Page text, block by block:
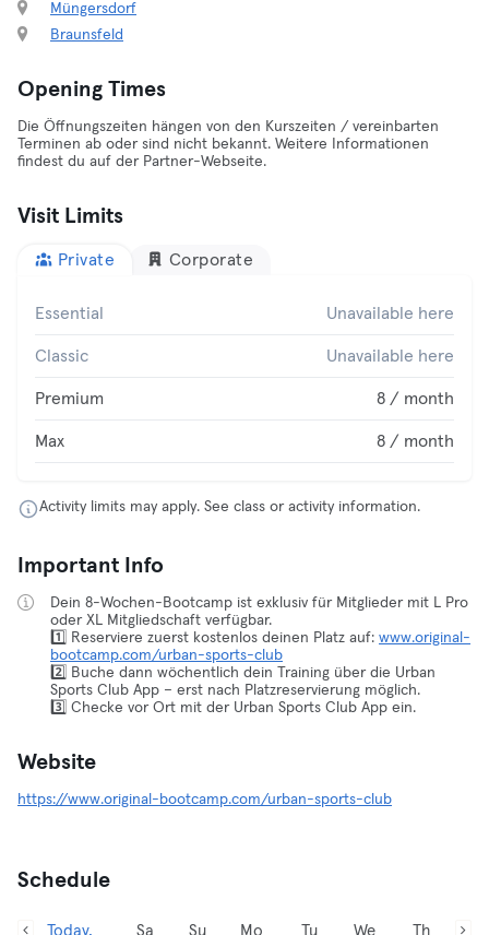
Müngersdorf
Braunsfeld
Opening Times
Die Öffnungszeiten hängen von den Kurszeiten / vereinbarten
Terminen ab oder sind nicht bekannt. Weitere Informationen
findest du auf der Partner-Webseite.
Visit Limits
Private Corporate
Essential Unavailable here
Classic Unavailable here
Premium 8 / month
Max 8 / month
Activity limits may apply. See class or activity information.
Important Info
Dein 8-Wochen-Bootcamp ist exklusiv für Mitglieder mit L Pro
oder XL Mitgliedschaft verfügbar.
1️⃣ Reserviere zuerst kostenlos deinen Platz auf: www.original-
bootcamp.com/urban-sports-club
2️⃣ Buche dann wöchentlich dein Training über die Urban
Sports Club App – erst nach Platzreservierung möglich.
3️⃣ Checke vor Ort mit der Urban Sports Club App ein.
Website
https://www.original-bootcamp.com/urban-sports-club
Schedule
Today,
Sa
Su
Mo
Tu
We
Th